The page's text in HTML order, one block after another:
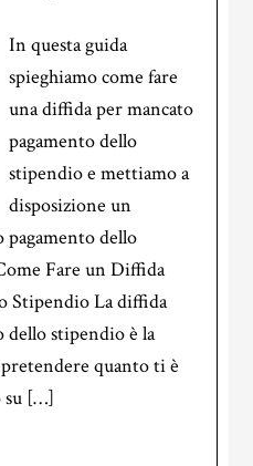
In questa guida
spieghiamo come fare
una diffida per mancato
pagamento dello
stipendio e mettiamo a
disposizione un
pagamento dello
Fare un Diffida
Stipendio La diffida
dello stipendio è la
pretendere quanto ti è
su […]